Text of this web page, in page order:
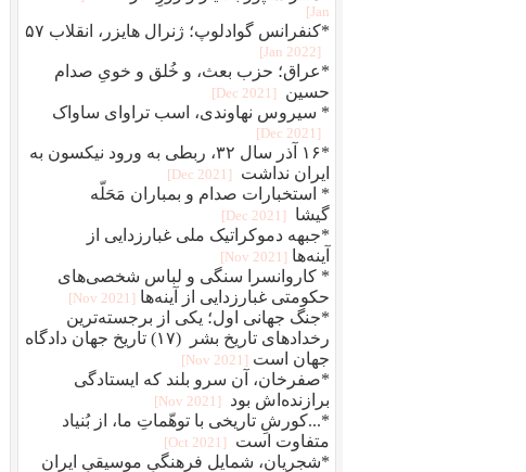
Jan]
*کنفرانس گوادلوپ؛ ژنرال هایزر، انقلاب ۵۷
[2022 Jan]
*عراق؛ حزب بعث، و خُلق‌ و‌ خویِ صدام
حسین
[2021 Dec]
* سیروس نهاوندی، اسب تراوای ساواک
[2021 Dec]
*۱۶ آذر سال ۳۲، ربطی به ورود نیکسون به
ایران نداشت
[2021 Dec]
* استخبارات صدام و بمباران مَحَلّه
گیشا
[2021 Dec]
*جبهه دموکراتیک ملی غبارزدایی از
آینه‌ها [2021 Nov]
* کاروانسرا سنگی و لباس شخصی‌های
حکومتی غبارزدایی از آینه‌ها [2021 Nov]
*جنگ جهانی اول؛ یکی از برجسته‌ترین
رخدادهای تاریخ بشر (۱۷) تاریخ جهان دادگاه
جهان است [2021 Nov]
*صفرخان، آن سرو بلند که ایستادگی
برازنده‌اش بود
[2021 Nov]
*...کورشِ تاریخی با توهّماتِ ما، از بُنیاد
متفاوت است
[2021 Oct]
*شجریان، شمایلِ فرهنگیِ موسیقیِ ایران